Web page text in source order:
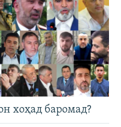
хоҳад баромад?